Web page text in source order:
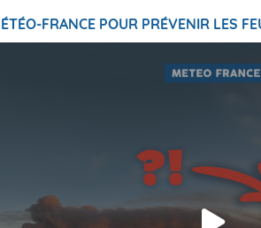
FRANCE POUR PRÉVENIR LES